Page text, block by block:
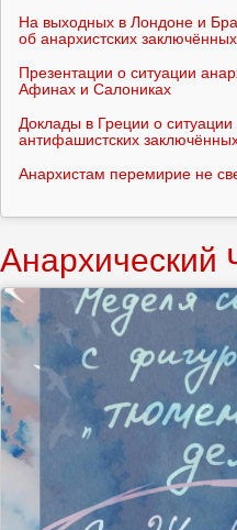
На выходных в Лондоне и
об анархистских
Презентации о ситуации
Афинах и Салониках
Доклады в Греции о ситуации
антифашистских
Анархистам перемирие не
Анархический